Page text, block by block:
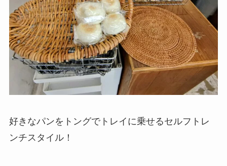
好きなパンをトングでトレイに乗せるセルフトレ
ンチスタイル！